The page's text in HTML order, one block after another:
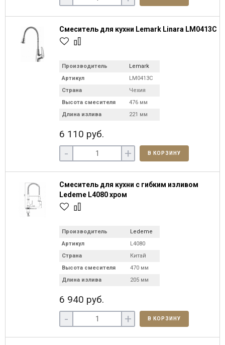
Смеситель для кухни Lemark Linara LM0413C
Производитель
Lemark
Артикул
LM0413C
Страна
Чехия
Высота смесителя
476 мм
Длина излива
221 мм
6 110 руб.
- + В КОРЗИНУ
Смеситель для кухни с гибким изливом
Ledeme L4080 хром
Производитель
Ledeme
Артикул
L4080
Страна
Китай
Высота смесителя
470 мм
Длина излива
205 мм
6 940 руб.
- + В КОРЗИНУ